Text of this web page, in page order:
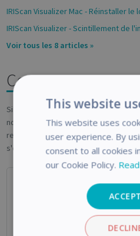
IRIScan Visualizer Mac - Réinstaller le
IRIScan Visualizer - Scintillement de
Voir tous les 8 articles »
Contactez-nous
Si l'un des articles ci-dessus ne vous
nous contacter pour des questions
retourner un produit, n'hésitez pas à
s'occupera de votre demande dès
This website
This website uses
user experience. By
consent to all cookies
our Cookie Policy.